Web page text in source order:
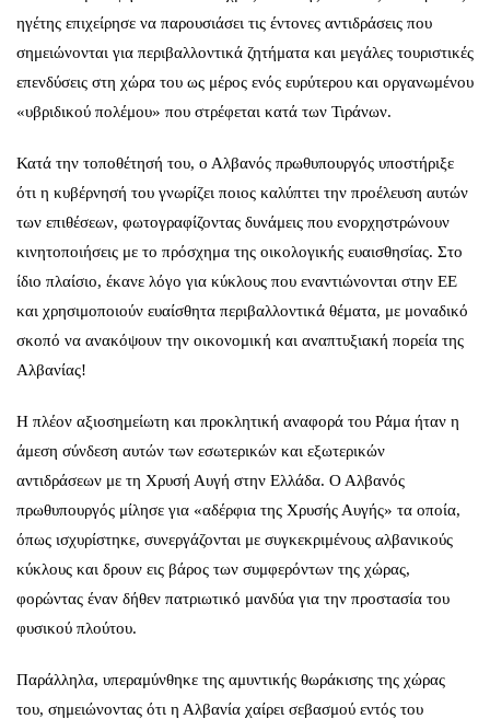
ηγέτης επιχείρησε να παρουσιάσει τις έντονες αντιδράσεις που
σημειώνονται για περιβαλλοντικά ζητήματα και μεγάλες τουριστικές
επενδύσεις στη χώρα του ως μέρος ενός ευρύτερου και οργανωμένου
«υβριδικού πολέμου» που στρέφεται κατά των Τιράνων.
Κατά την τοποθέτησή του, ο Αλβανός πρωθυπουργός υποστήριξε
ότι η κυβέρνησή του γνωρίζει ποιος καλύπτει την προέλευση αυτών
των επιθέσεων, φωτογραφίζοντας δυνάμεις που ενορχηστρώνουν
κινητοποιήσεις με το πρόσχημα της οικολογικής ευαισθησίας. Στο
ίδιο πλαίσιο, έκανε λόγο για κύκλους που εναντιώνονται στην ΕΕ
και χρησιμοποιούν ευαίσθητα περιβαλλοντικά θέματα, με μοναδικό
σκοπό να ανακόψουν την οικονομική και αναπτυξιακή πορεία της
Αλβανίας!
Η πλέον αξιοσημείωτη και προκλητική αναφορά του Ράμα ήταν η
άμεση σύνδεση αυτών των εσωτερικών και εξωτερικών
αντιδράσεων με τη Χρυσή Αυγή στην Ελλάδα. Ο Αλβανός
πρωθυπουργός μίλησε για «αδέρφια της Χρυσής Αυγής» τα οποία,
όπως ισχυρίστηκε, συνεργάζονται με συγκεκριμένους αλβανικούς
κύκλους και δρουν εις βάρος των συμφερόντων της χώρας,
φορώντας έναν δήθεν πατριωτικό μανδύα για την προστασία του
φυσικού πλούτου.
Παράλληλα, υπεραμύνθηκε της αμυντικής θωράκισης της χώρας
του, σημειώνοντας ότι η Αλβανία χαίρει σεβασμού εντός του